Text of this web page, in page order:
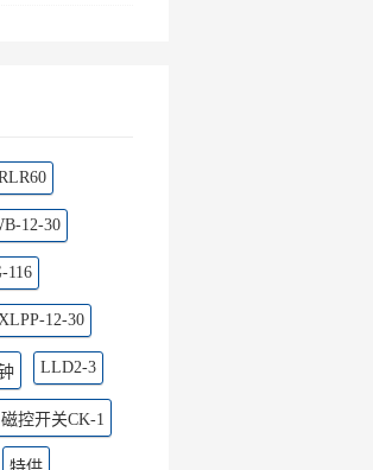
12-30
116
12-30
LLD2-3
磁控开关CK-1